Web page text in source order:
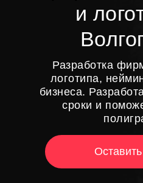
и
Разработка
логотипа,
бизнеса.
сроки и